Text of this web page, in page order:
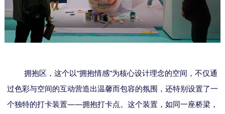
拥抱区，这个以“拥抱情感”为核心设计理念的空间，不仅通
过色彩与空间的互动营造出温馨而包容的氛围，还特别设置了一
个独特的打卡装置——拥抱打卡点。这个装置，如同一座桥梁，